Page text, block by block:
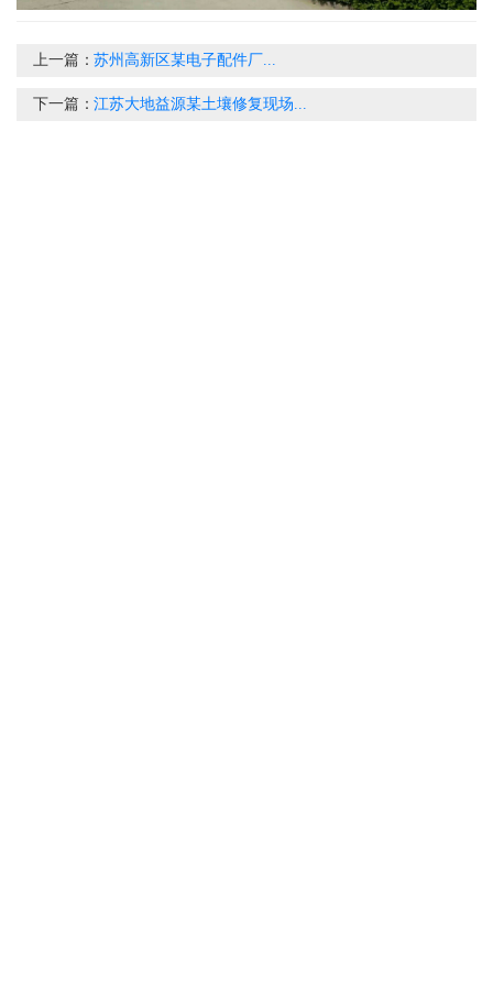
上一篇：苏州高新区某电子配件厂...
下一篇：江苏大地益源某土壤修复现场...